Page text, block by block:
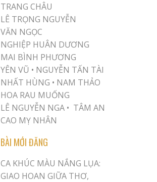
TRANG CHÂU
LÊ TRỌNG NGUYỄN
VĂN NGỌC
NGHIỆP HUÂN DƯƠNG
MAI BÌNH PHƯƠNG
YÊN VŨ • NGUYỄN TẤN TÀI
NHẤT HÙNG • NAM THẢO
HOA RAU MUỐNG
LÊ NGUYỄN NGA • TÂM AN
CAO MỴ NHÂN
BÀI MỚI ĐĂNG
CA KHÚC MÀU NẮNG LỤA:
GIAO HOAN GIỮA THƠ,